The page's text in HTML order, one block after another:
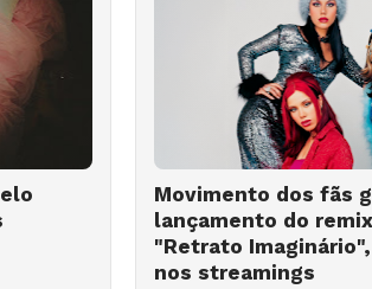
Movimento dos fãs
lançamento do
"Retrato
nos streamings